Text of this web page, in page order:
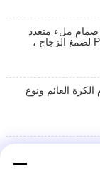
مع صمام ملء متعدد
الرؤوس ، والرفع الهوائي ، وتحكم PLC لصمغ الزجاج ،
العائم ونوع